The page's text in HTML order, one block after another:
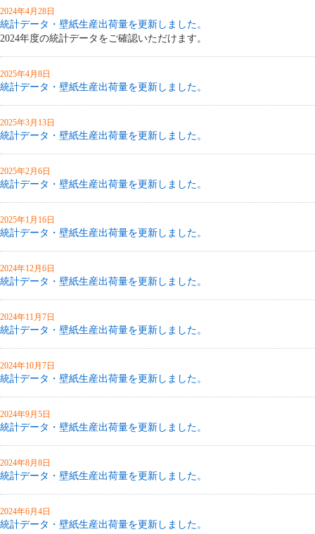
2024年4月28日
統計データ・壁紙生産出荷量を更新しました。
2024年度の統計データをご確認いただけます。
2025年4月8日
統計データ・壁紙生産出荷量を更新しました。
2025年3月13日
統計データ・壁紙生産出荷量を更新しました。
2025年2月6日
統計データ・壁紙生産出荷量を更新しました。
2025年1月16日
統計データ・壁紙生産出荷量を更新しました。
2024年12月6日
統計データ・壁紙生産出荷量を更新しました。
2024年11月7日
統計データ・壁紙生産出荷量を更新しました。
2024年10月7日
統計データ・壁紙生産出荷量を更新しました。
2024年9月5日
統計データ・壁紙生産出荷量を更新しました。
2024年8月8日
統計データ・壁紙生産出荷量を更新しました。
2024年6月4日
統計データ・壁紙生産出荷量を更新しました。